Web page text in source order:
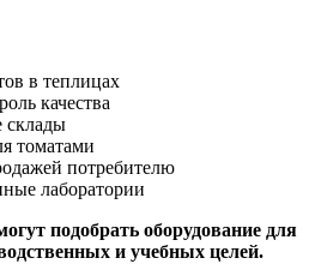
в теплицах
качества
томатами
потребителю
лаборатории
подобрать оборудование для
и учебных целей.